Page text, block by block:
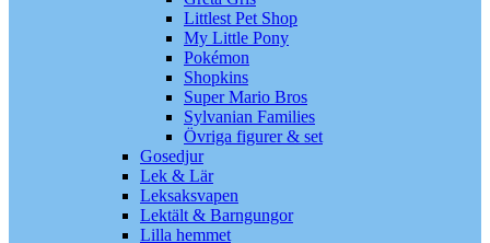
Littlest Pet Shop
My Little Pony
Pokémon
Shopkins
Super Mario Bros
Sylvanian Families
Övriga figurer & set
Gosedjur
Lek & Lär
Leksaksvapen
Lektält & Barngungor
Lilla hemmet